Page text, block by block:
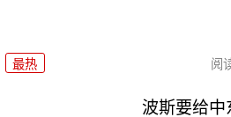
最热 阅
波斯要给中